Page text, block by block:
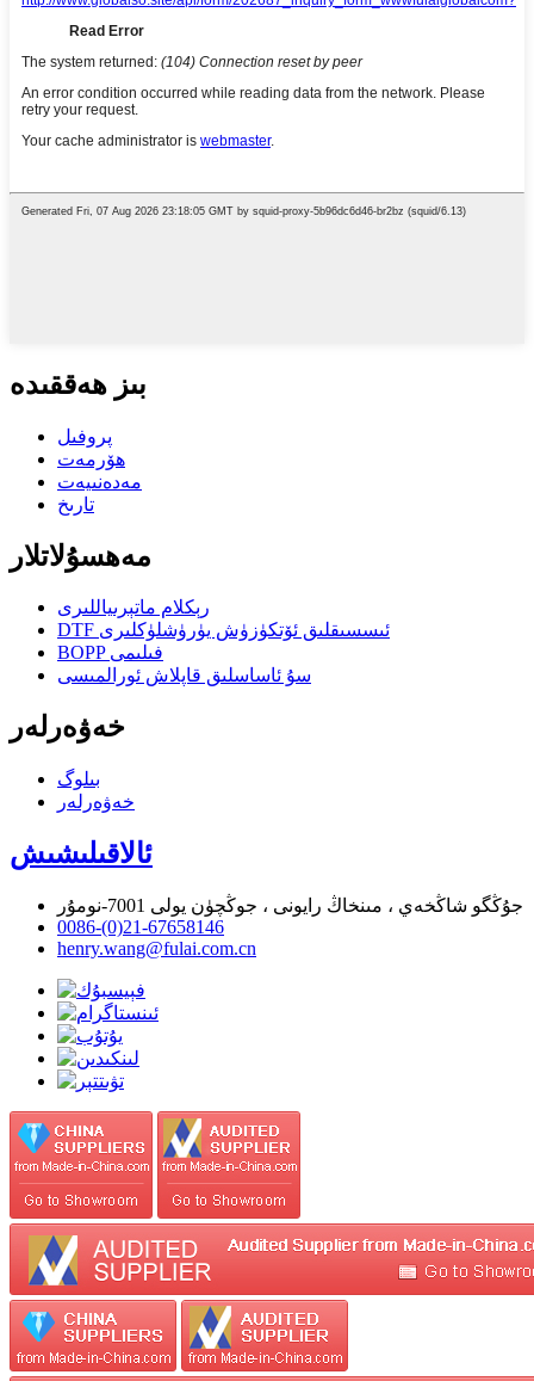
بىز ھەققىدە
پروفىل
ھۆرمەت
مەدەنىيەت
تارىخ
مەھسۇلاتلار
رېكلام ماتېرىياللىرى
DTF ئىسسىقلىق ئۆتكۈزۈش يۈرۈشلۈكلىرى
BOPP فىلىمى
سۇ ئاساسلىق قاپلاش ئورالمىسى
خەۋەرلەر
بىلوگ
خەۋەرلەر
ئالاقىلىشىش
جۇڭگو شاڭخەي ، مىنخاڭ رايونى ، جوڭچۈن يولى 7001-نومۇر
0086-(0)21-67658146
henry.wang@fulai.com.cn